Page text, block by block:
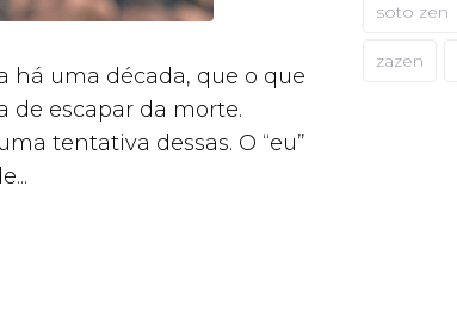
há uma década, que o que
de escapar da morte.
tentativa dessas. O “eu”
soto zen
zazen